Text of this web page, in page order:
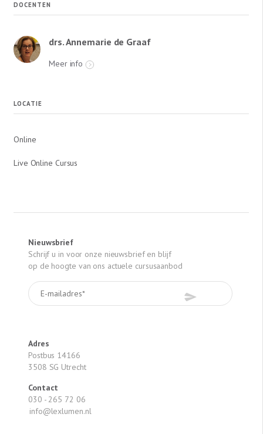
DOCENTEN
drs. Annemarie de Graaf
Meer info
LOCATIE
Online
Live Online Cursus
Nieuwsbrief
Schrijf u in voor onze nieuwsbrief en blijf
op de hoogte van ons actuele cursusaanbod
Adres
Postbus 14166
3508 SG Utrecht
Contact
030 - 265 72 06
info@lexlumen.nl